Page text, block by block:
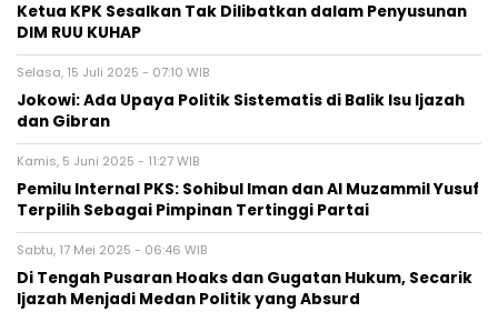
Ketua KPK Sesalkan Tak Dilibatkan dalam Penyusunan
DIM RUU KUHAP
Selasa, 15 Juli 2025 - 07:10 WIB
Jokowi: Ada Upaya Politik Sistematis di Balik Isu Ijazah
dan Gibran
Kamis, 5 Juni 2025 - 11:27 WIB
Pemilu Internal PKS: Sohibul Iman dan Al Muzammil Yusuf
Terpilih Sebagai Pimpinan Tertinggi Partai
Sabtu, 17 Mei 2025 - 06:46 WIB
Di Tengah Pusaran Hoaks dan Gugatan Hukum, Secarik
Ijazah Menjadi Medan Politik yang Absurd